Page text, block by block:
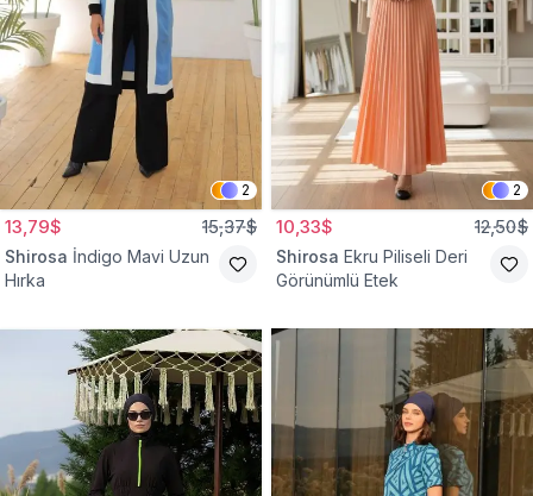
2
13,79$ 15,37$
Shirosa İndigo Mavi Uzun
Hırka
2
10,33$ 12,50$
Shirosa Ekru Piliseli Deri
Görünümlü Etek